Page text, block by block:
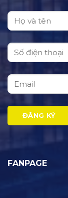
FANPAGE